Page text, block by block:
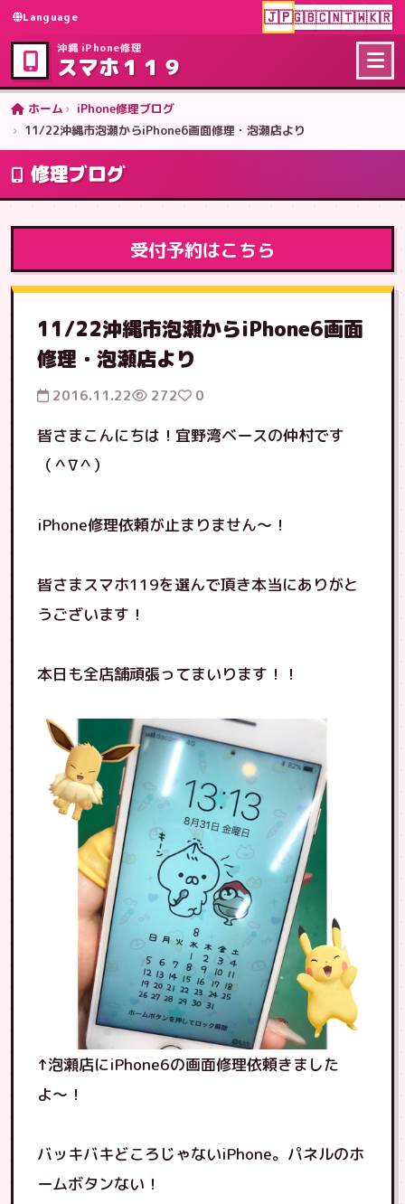
Language 🇯🇵🇬🇧🇨🇳🇹🇼🇰🇷
沖縄 iPhone修理
スマホ１１９
ホーム
iPhone修理ブログ
11/22沖縄市泡瀬からiPhone6画面修理・泡瀬店より
修理ブログ
受付予約はこちら
11/22沖縄市泡瀬からiPhone6画面
修理・泡瀬店より
2016.11.22 272 0
皆さまこんにちは！宜野湾ベースの仲村です
（＾∇＾）
iPhone修理依頼が止まりません〜！
皆さまスマホ119を選んで頂き本当にありがと
うございます！
本日も全店舗頑張ってまいります！！
↑泡瀬店にiPhone6の画面修理依頼きました
よ〜！
バッキバキどころじゃないiPhone。パネルのホ
ームボタンない！